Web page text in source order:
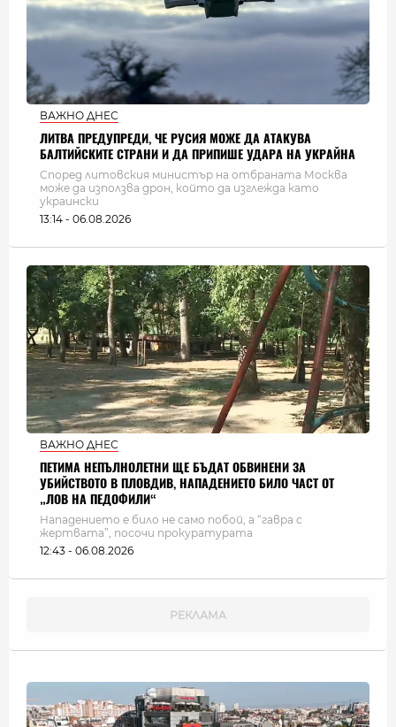
ВАЖНО ДНЕС
ЛИТВА ПРЕДУПРЕДИ, ЧЕ РУСИЯ МОЖЕ ДА АТАКУВА
БАЛТИЙСКИТЕ СТРАНИ И ДА ПРИПИШЕ УДАРА НА УКРАЙНА
Според литовския министър на отбраната Москва
може да използва дрон, който да изглежда като
украински
13:14 - 06.08.2026
ВАЖНО ДНЕС
ПЕТИМА НЕПЪЛНОЛЕТНИ ЩЕ БЪДАТ ОБВИНЕНИ ЗА
УБИЙСТВОТО В ПЛОВДИВ, НАПАДЕНИЕТО БИЛО ЧАСТ ОТ
„ЛОВ НА ПЕДОФИЛИ“
Нападението е било не само побой, а “гавра с
жертвата”, посочи прокуратурата
12:43 - 06.08.2026